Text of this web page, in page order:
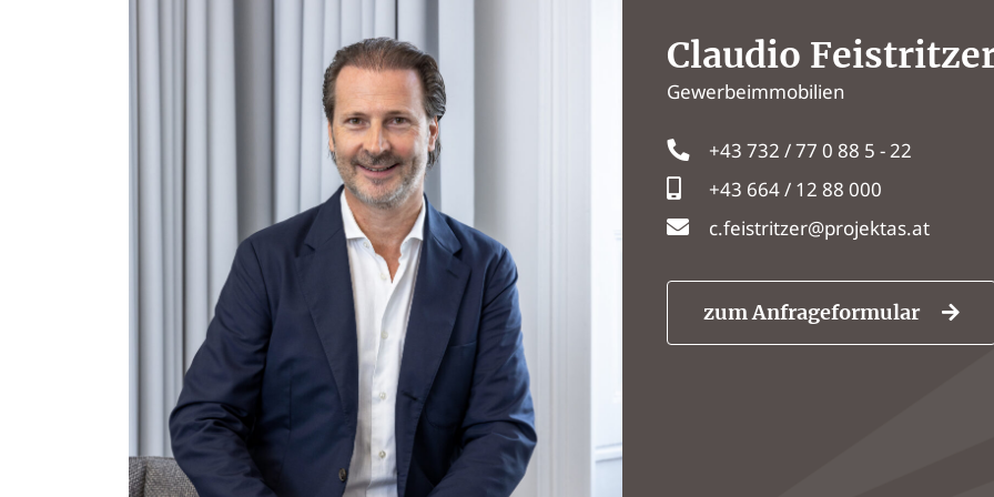
Claudio
Gewerbeimmobilien
+43 732 / 77 0 88 5 - 22
+43 664 / 12 88 000
c.feistritzer@projektas.at
zum Anfrageformular